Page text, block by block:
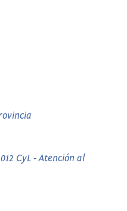
CyL - Atención al